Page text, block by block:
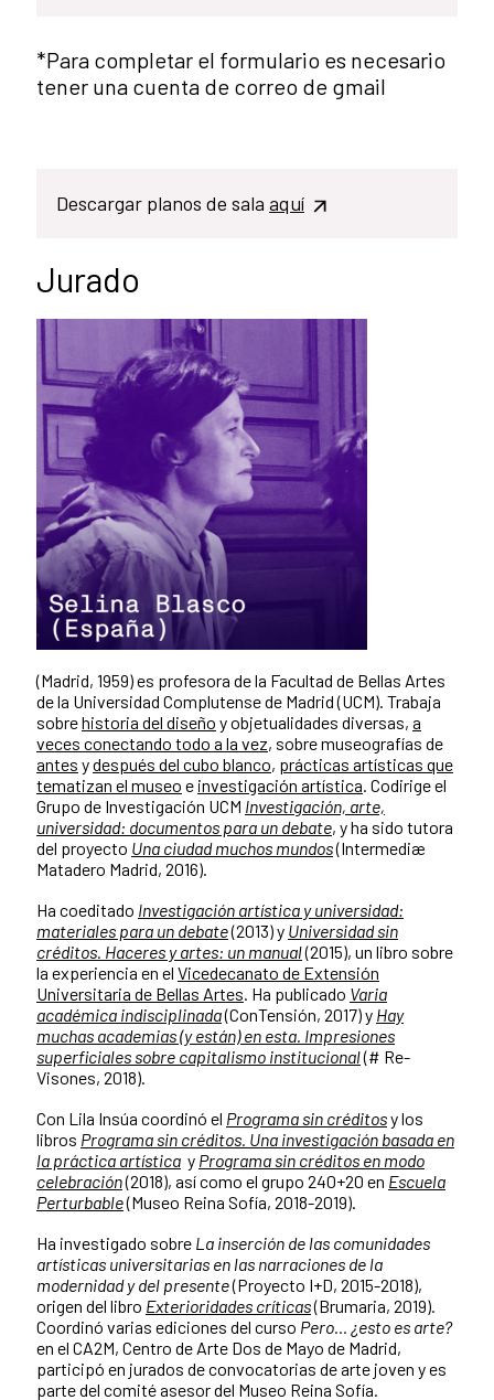
*Para completar el formulario es necesario
tener una cuenta de correo de gmail
Descargar planos de sala aquí
Jurado
(Madrid, 1959) es profesora de la Facultad de Bellas Artes
de la Universidad Complutense de Madrid (UCM). Trabaja
sobrehistoria del diseño y objetualidades diversas, a
veces conectando todo a la vez, sobre museografías de
antes ydespués del cubo blanco, prácticas artísticas que
tematizan el museo e investigación artística. Codirige el
Grupo de Investigación UCM Investigación, arte,
universidad: documentos para un debate, y ha sido tutora
del proyecto Una ciudad muchos mundos(Intermediæ
Matadero Madrid, 2016).
Ha coeditado Investigación artística y universidad:
materiales para un debate(2013) y Universidad sin
créditos. Haceres y artes: un manual(2015), un libro sobre
la experiencia en el Vicedecanato de Extensión
Universitaria de Bellas Artes. Ha publicado Varia
académica indisciplinada(ConTensión, 2017) y Hay
muchas academias (y están) en esta. Impresiones
superficiales sobre capitalismo institucional(# Re-
Visones, 2018).
Con Lila Insúa coordinó el Programa sin créditosy los
libros Programa sin créditos. Una investigación basada en
la práctica artística y Programa sin créditos en modo
celebración(2018), así como el grupo 240+20 en Escuela
Perturbable(Museo Reina Sofía, 2018-2019).
Ha investigado sobre La inserción de las comunidades
artísticas universitarias en las narraciones de la
modernidad y del presente(Proyecto I+D, 2015-2018),
origen del libro Exterioridades críticas(Brumaria, 2019).
Coordinó varias ediciones del curso Pero… ¿esto es arte?
en el CA2M, Centro de Arte Dos de Mayo de Madrid,
participó en jurados de convocatorias de arte joven y es
parte del comité asesor del Museo Reina Sofía.